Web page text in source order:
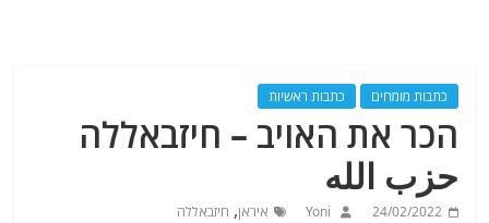
כתבות מומחים כתבות ראשיות
הכר את האויב – חיזבאללה
حزب الله
24/02/2022
Yoni איראן, חיזבאללה